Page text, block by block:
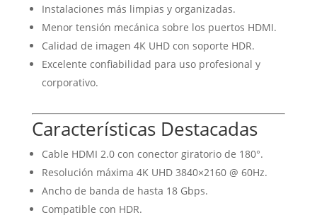
Instalaciones más limpias y organizadas.
Menor tensión mecánica sobre los puertos HDMI.
Calidad de imagen 4K UHD con soporte HDR.
Excelente confiabilidad para uso profesional y
corporativo.
Características Destacadas
Cable HDMI 2.0 con conector giratorio de 180°.
Resolución máxima 4K UHD 3840×2160 @ 60Hz.
Ancho de banda de hasta 18 Gbps.
Compatible con HDR.